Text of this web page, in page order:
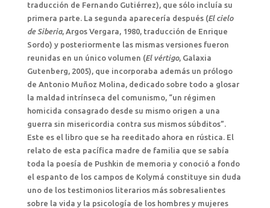
traducción de Fernando Gutiérrez), que sólo incluía su
primera parte. La segunda aparecería después (El cielo
de Siberia, Argos Vergara, 1980, traducción de Enrique
Sordo) y posteriormente las mismas versiones fueron
reunidas en un único volumen (El vértigo, Galaxia
Gutenberg, 2005), que incorporaba además un prólogo
de Antonio Muñoz Molina, dedicado sobre todo a glosar
la maldad intrínseca del comunismo, “un régimen
homicida consagrado desde su mismo origen a una
guerra sin misericordia contra sus mismos súbditos”.
Este es el libro que se ha reeditado ahora en rústica. El
relato de esta pacífica madre de familia que se sabía
toda la poesía de Pushkin de memoria y conoció a fondo
el espanto de los campos de Kolymá constituye sin duda
uno de los testimonios literarios más sobresalientes
sobre la vida y la psicología de los hombres y mujeres